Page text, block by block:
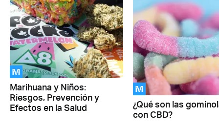
M
Marihuana y Niños:
Riesgos, Prevención y
Efectos en la Salud
M
¿Qué son las
con CBD?